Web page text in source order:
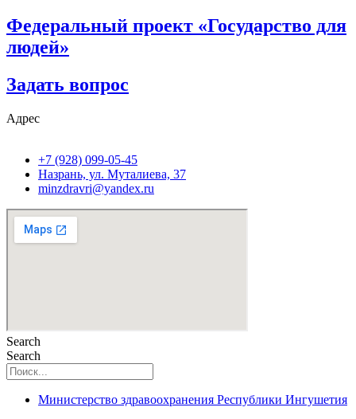
Федеральный проект «Государство для
людей»
Задать вопрос
Адрес
+7 (928) 099-05-45
Назрань, ул. Муталиева, 37
minzdravri@yandex.ru
Search
Search
Министерство здравоохранения Республики Ингушетия